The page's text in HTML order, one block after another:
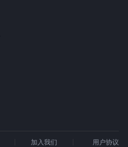
加入我们 用户协议